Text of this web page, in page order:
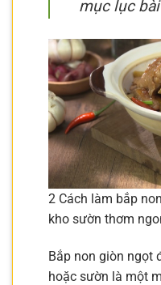
mục lục
2 Cách làm bắp
kho sườn thơm
Bắp non giòn ngọt
hoặc sườn là một